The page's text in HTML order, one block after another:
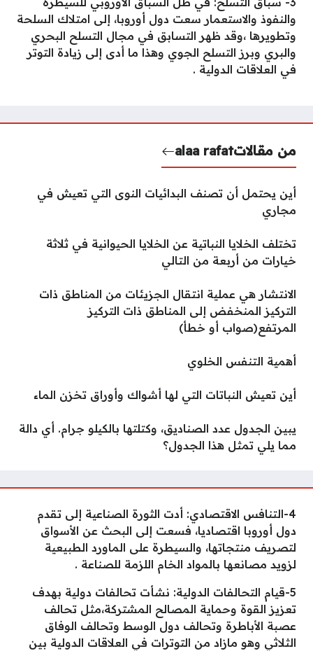
والنفوذ والاستعمار سعت دول أوروبا، إلى امتلاك السلحة
وتطويرها ،وقد ظهر التسابق في مجال التسلح البحري
والبري وبرز التسلح الجوي وهذا ما أدى إلى زيادة التوتر
في العلاقات الدولية .
من مقالاتalaa rafat
أين يحتمل أن تصنف البدائيات النوى التي تعيش في
مجاري
تختلف الخلايا النباتية عن الخلايا الحيوانية في ثلاثة
خيارات من أربعة من التالي
الانتشار هي عملية انتقال الجزيئات من المناطق ذات
التركيز المنخفض إلى المناطق ذات التركيز
المرتفع(صواب أو خطأ)
أهمية التنفس الخلوي
أين تعيش النباتات التي لها أشواك وأوراق تخزن الماء
يبين الجدول عدد الصناديق، وكتلتها بالكيلو جرام. أي دالة
مما يلي تمثل هذا الجدول؟
4-التنافس الاقتصادي: أدت الثورة الصناعية إلى تقدم
دول أوروبا اقتصاديا، فسعت إلى البحث عن الأسواق
لتصريف منتجاتها، والسيطرة على الماورد الطبيعية
لزويد مصانعها بالمواد الخام اللزمة للصناعة .
5-قيام التحالفات الدولية: نشأت تحالفات دولية بهدف
تعزيز القوة وحماية المصالح المشتركة،مثل تحالف
عصبة الأباطرة وتحالف دول الوسط وتحالف الوفاق
الثلاثي وهو مازاد من التوترات في العلاقات الدولية بين